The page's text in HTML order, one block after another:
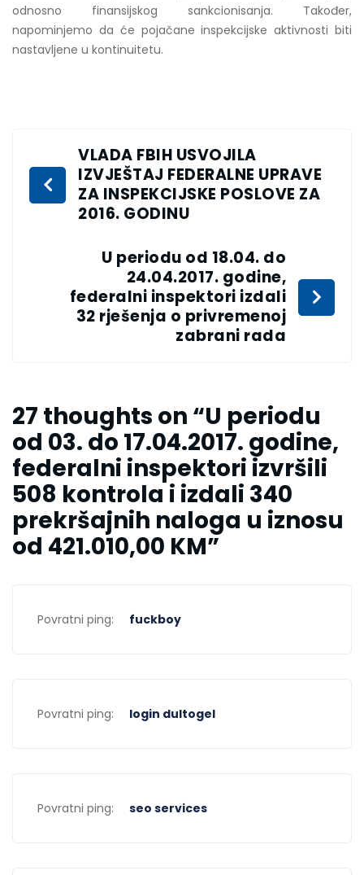
odnosno finansijskog sankcionisanja. Također,
napominjemo da će pojačane inspekcijske aktivnosti biti
nastavljene u kontinuitetu.
VLADA FBIH USVOJILA
IZVJEŠTAJ FEDERALNE UPRAVE
ZA INSPEKCIJSKE POSLOVE ZA
2016. GODINU
U periodu od 18.04. do
24.04.2017. godine,
federalni inspektori izdali
32 rješenja o privremenoj
zabrani rada
27 thoughts on “U periodu
od 03. do 17.04.2017. godine,
federalni inspektori izvršili
508 kontrola i izdali 340
prekršajnih naloga u iznosu
od 421.010,00 KM”
Povratni ping: fuckboy
Povratni ping: login dultogel
Povratni ping: seo services